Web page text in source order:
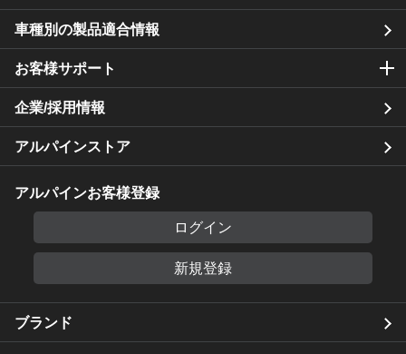
車種別の製品適合情報
お客様サポート
企業/採用情報
アルパインストア
アルパインお客様登録
ログイン
新規登録
ブランド